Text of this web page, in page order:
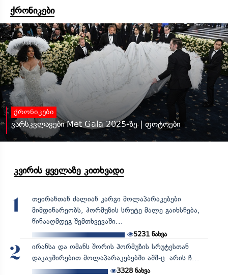
ქრონიკები
ქრონიკები
ვარსკვლავები Met Gala 2025-ზე | ფოტოები
კვირის ყველაზე კითხვადი
1
თეირანთან ძალიან კარგი მოლაპარაკებები
მიმდინარეობს, ჰორმუზის სრუტე მალე გაიხსნება,
წინააღმდეგ შემთხვევაში...
5231 ნახვა
2
ირანსა და ომანს შორის ჰორმუზის სრუტესთან
დაკავშირებით მოლაპარაკებებში აშშ-ც არის ჩ...
3328ნახვა